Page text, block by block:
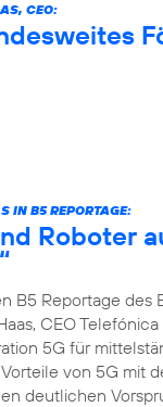
CEO:
IN B5 REPORTAGE:
Roboter
B5 Reportage des
CEO
5G für
von 5G mit
deutlichen